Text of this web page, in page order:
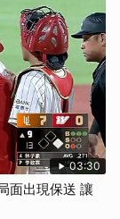
03:30
面出現保送 讓